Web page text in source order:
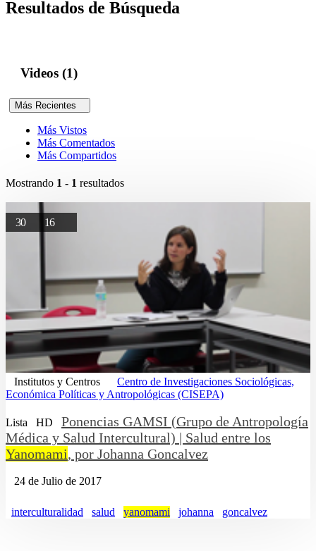
Resultados de Búsqueda
Videos (1)
Más Recientes
Más Vistos
Más Comentados
Más Compartidos
Mostrando 1 - 1 resultados
30 16
Institutos y Centros
Centro de Investigaciones Sociológicas,
Económica Políticas y Antropológicas (CISEPA)
Lista HD
Ponencias GAMSI (Grupo de Antropología
Médica y Salud Intercultural) | Salud entre los
Yanomami, por Johanna Goncalvez
24 de Julio de 2017
interculturalidad salud yanomami johanna goncalvez